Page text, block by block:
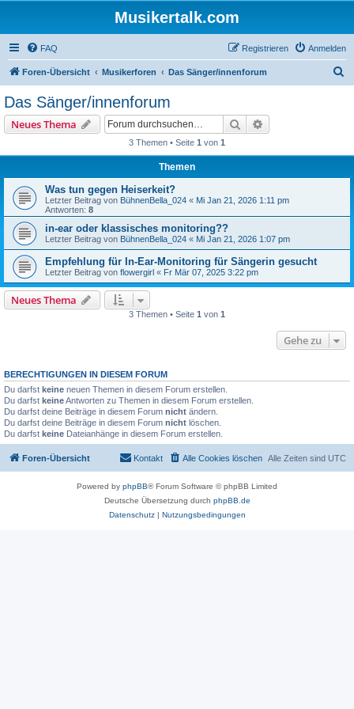
Musikertalk.com
FAQ Anmelden
Registrieren
Foren-Übersicht Musikerforen Das Sänger/innenforum
Das Sänger/innenforum
Neues Thema Suche
3 Themen • Seite 1 von 1
Themen
Was tun gegen Heiserkeit?
Letzter Beitrag von BühnenBella_024 « Mi Jan 21, 2026 1:11 pm
Antworten: 8
in-ear oder klassisches monitoring??
Letzter Beitrag von BühnenBella_024 « Mi Jan 21, 2026 1:07 pm
Empfehlung für In-Ear-Monitoring für Sängerin gesucht
Letzter Beitrag von flowergirl « Fr Mär 07, 2025 3:22 pm
Neues Thema
3 Themen • Seite 1 von 1
Gehe zu
BERECHTIGUNGEN IN DIESEM FORUM
Du darfst keine neuen Themen in diesem Forum erstellen.
Du darfst keineAntworten zu Themen in diesem Forum erstellen.
Du darfst deine Beiträge in diesem Forum nicht ändern.
Du darfst deine Beiträge in diesem Forum nicht löschen.
Du darfst keine Dateianhänge in diesem Forum erstellen.
Foren-Übersicht Alle Zeiten sind UTC
Alle Cookies löschen
Kontakt
Powered by phpBB® Forum Software © phpBB Limited
Deutsche Übersetzung durch phpBB.de
Datenschutz| Nutzungsbedingungen